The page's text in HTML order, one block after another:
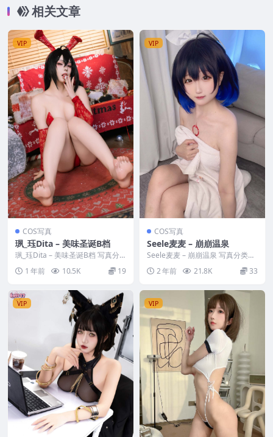
相关文章
VIP
COS写真
珟_珏Dita – 美味圣诞B档
珟_珏Dita – 美味圣诞B档 写真分
类：唯美，参与模特：珟_珏Dita
[资...1 年前 10.5K 19
VIP
COS写真
Seele麦麦 – 崩崩温泉
Seele麦麦 – 崩崩温泉 写真分类：
唯美，参与模特：Seele麦麦 [资源
大...2 年前 21.8K 33
VIP VIP